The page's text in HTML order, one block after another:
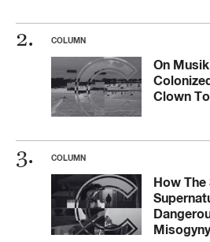
COLUMN
On
Clown
COLUMN
How